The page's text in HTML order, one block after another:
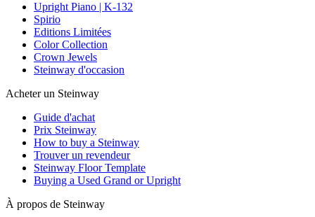
Upright Piano | K-132
Spirio
Editions Limitées
Color Collection
Crown Jewels
Steinway d'occasion
Acheter un Steinway
Guide d'achat
Prix Steinway
How to buy a Steinway
Trouver un revendeur
Steinway Floor Template
Buying a Used Grand or Upright
À propos de Steinway